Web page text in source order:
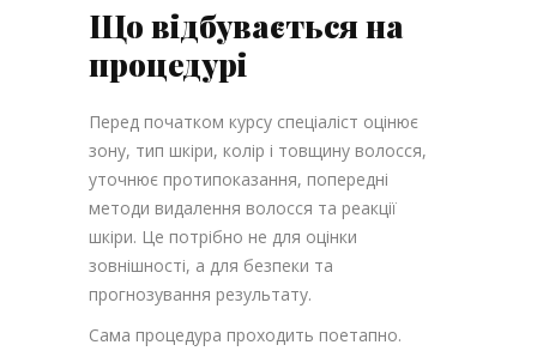
Що відбувається на
процедурі
Перед початком курсу спеціаліст оцінює
зону, тип шкіри, колір і товщину волосся,
уточнює протипоказання, попередні
методи видалення волосся та реакції
шкіри. Це потрібно не для оцінки
зовнішності, а для безпеки та
прогнозування результату.
Сама процедура проходить поетапно.